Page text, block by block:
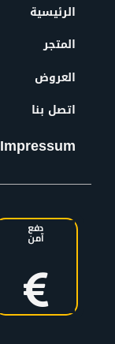
الرئيسية
المتجر
العروض
اتصل بنا
Impressum
دفع
آمن